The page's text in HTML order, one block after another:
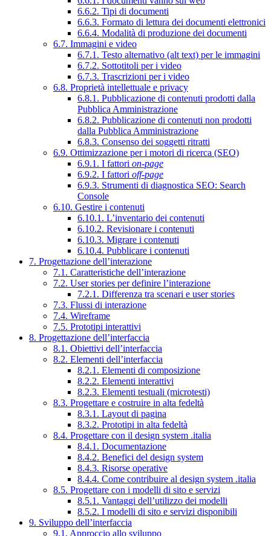
6.6.2. Tipi di documenti
6.6.3. Formato di lettura dei documenti elettronici
6.6.4. Modalità di produzione dei documenti
6.7. Immagini e video
6.7.1. Testo alternativo (alt text) per le immagini
6.7.2. Sottotitoli per i video
6.7.3. Trascrizioni per i video
6.8. Proprietà intellettuale e privacy
6.8.1. Pubblicazione di contenuti prodotti dalla
Pubblica Amministrazione
6.8.2. Pubblicazione di contenuti non prodotti
dalla Pubblica Amministrazione
6.8.3. Consenso dei soggetti ritratti
6.9. Ottimizzazione per i motori di ricerca (SEO)
6.9.1. I fattori on-page
6.9.2. I fattori off-page
6.9.3. Strumenti di diagnostica SEO: Search
Console
6.10. Gestire i contenuti
6.10.1. L’inventario dei contenuti
6.10.2. Revisionare i contenuti
6.10.3. Migrare i contenuti
6.10.4. Pubblicare i contenuti
7. Progettazione dell’interazione
7.1. Caratteristiche dell’interazione
7.2. User stories per definire l’interazione
7.2.1. Differenza tra scenari e user stories
7.3. Flussi di interazione
7.4. Wireframe
7.5. Prototipi interattivi
8. Progettazione dell’interfaccia
8.1. Obiettivi dell’interfaccia
8.2. Elementi dell’interfaccia
8.2.1. Elementi di composizione
8.2.2. Elementi interattivi
8.2.3. Elementi testuali (microtesti)
8.3. Progettare e costruire in alta fedeltà
8.3.1. Layout di pagina
8.3.2. Prototipi in alta fedeltà
8.4. Progettare con il design system .italia
8.4.1. Documentazione
8.4.2. Benefici del design system
8.4.3. Risorse operative
8.4.4. Come contribuire al design system .italia
8.5. Progettare con i modelli di sito e servizi
8.5.1. Vantaggi dell’utilizzo dei modelli
8.5.2. I modelli di sito e servizi disponibili
9. Sviluppo dell’interfaccia
9.1. Approccio allo sviluppo